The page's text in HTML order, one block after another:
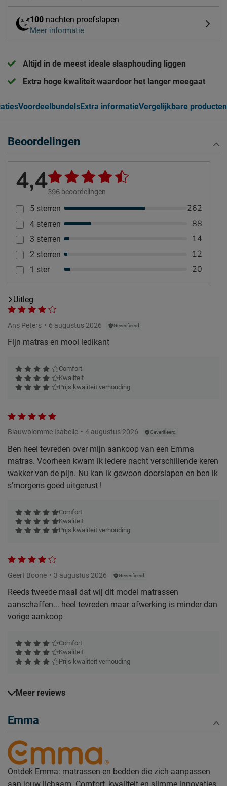
100 nachten proefslapen
Meer informatie
Altijd in de meest ideale slaaphouding liggen
Extra hoge kwaliteit waardoor het langer meegaat
VoordeelbundelsExtra informatieVergelijkbare producten
Beoordelingen
4,4396 beoordelingen
5 sterren 262
4 sterren 88
3 sterren 14
2 sterren 12
1 ster 20
Uitleg
Ans Peters 6 augustus 2026 Geverifieerd
Fijn matras en mooi ledikant
Comfort
Kwaliteit
Prijs kwaliteit verhouding
Blauwblomme Isabelle 4 augustus 2026 Geverifieerd
Ben heel tevreden over mijn aankoop van een Emma
matras. Voorheen kwam ik iedere nacht verschillende keren
wakker van de pijn. Nu kan ik gewoon doorslapen en ben ik
s'morgens goed uitgerust !
Comfort
Kwaliteit
Prijs kwaliteit verhouding
Geert Boone 3 augustus 2026 Geverifieerd
Reeds tweede maal dat wij dit model matrassen
aanschaffen... heel tevreden maar afwerking is minder dan
vorige aankoop
Comfort
Kwaliteit
Prijs kwaliteit verhouding
Meer reviews
Emma
Ontdek Emma: matrassen en bedden die zich aanpassen
aan jouw lichaam. Comfort, kwaliteit en slimme innovaties